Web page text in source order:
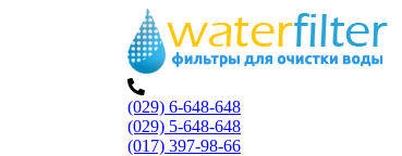
(029) 6-648-648
(029) 5-648-648
(017) 397-98-66